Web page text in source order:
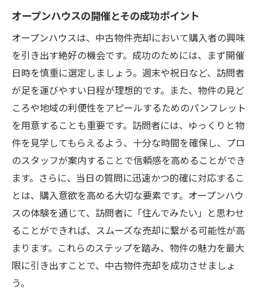
オープンハウスの開催とその成功ポイント
オープンハウスは、中古物件売却において購入者の興味
を引き出す絶好の機会です。成功のためには、まず開催
日時を慎重に選定しましょう。週末や祝日など、訪問者
が足を運びやすい日程が理想的です。また、物件の見ど
ころや地域の利便性をアピールするためのパンフレット
を用意することも重要です。訪問者には、ゆっくりと物
件を見学してもらえるよう、十分な時間を確保し、プロ
のスタッフが案内することで信頼感を高めることができ
ます。さらに、当日の質問に迅速かつ的確に対応するこ
とは、購入意欲を高める大切な要素です。オープンハウ
スの体験を通じて、訪問者に「住んでみたい」と思わせ
ることができれば、スムーズな売却に繋がる可能性が高
まります。これらのステップを踏み、物件の魅力を最大
限に引き出すことで、中古物件売却を成功させましょ
う。